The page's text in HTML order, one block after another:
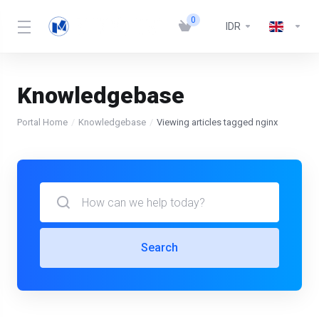
0
IDR
Knowledgebase
Portal Home Knowledgebase Viewing articles tagged nginx
Search